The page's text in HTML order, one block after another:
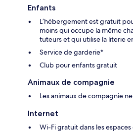
Enfants
L’hébergement est gratuit
moins qui occupe la même
tuteurs et qui utilise la literie
Service de garderie*
Club pour enfants gratuit
Animaux de compagnie
Les animaux de compagnie
Internet
Wi-Fi gratuit dans les